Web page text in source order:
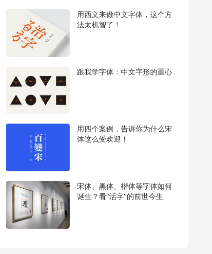
用西文来做中文字体，这个方
法太机智了！
跟我学字体：中文字形的重心
用四个案例，告诉你为什么宋
体这么受欢迎！
宋体、黑体、楷体等字体如何
诞生？看“活字”的前世今生